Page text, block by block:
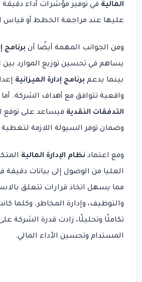
المالية في توفير مؤشرات أداء دقيقة
عليها عند مراجعة الخطط أو قياس
ومن الجوانب المهمة أيضًا أن برنامج
يساهم في تحسين توزيع الموارد بين
بينما يدعم برنامج إدارة الميزانية
واقعية تتوافق مع أهداف الشركة. أما
التدفقات النقدية فيساعد على توقع
وضمان توفر السيولة اللازمة لتغطية
ومع اعتماد نظام الإدارة المالية
العليا من الوصول إلى بيانات
مما يسهل اتخاذ قرارات تتعلق
والتوظيف، وإدارة المخاطر. وكلما
تكاملًا وتحليلًا، زادت قدرة الشركة
المستدام وتحسين الأداء المالي.